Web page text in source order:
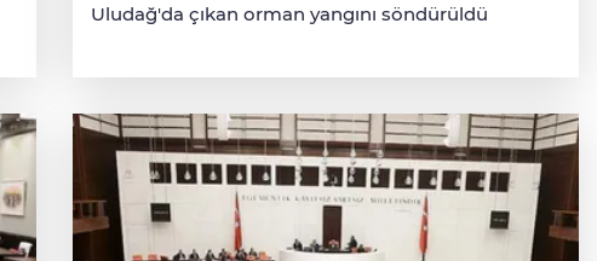
Uludağ'da çıkan orman yangını söndürüldü